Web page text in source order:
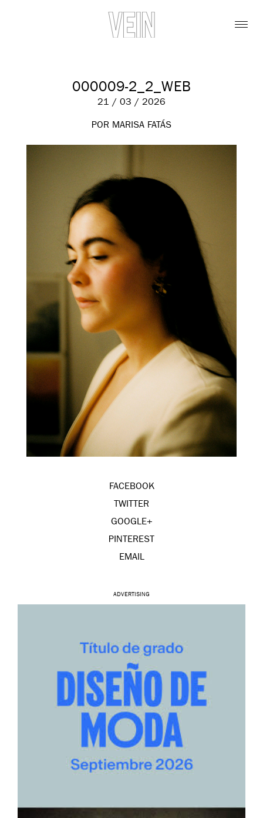
000009-2_2_WEB
21 / 03 / 2026
POR MARISA FATÁS
FACEBOOK
TWITTER
GOOGLE+
PINTEREST
EMAIL
ADVERTISING